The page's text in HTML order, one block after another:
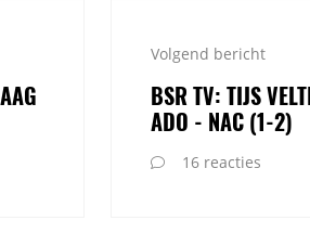
Volgend bericht
BSR TV: TIJS
ADO - NAC (1-2)
16 reacties